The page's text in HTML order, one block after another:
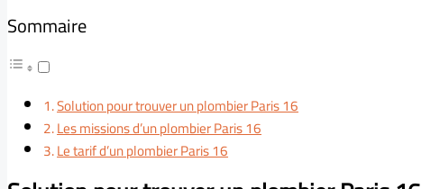
Sommaire
Solution pour trouver un plombier Paris 16
Les missions d’un plombier Paris 16
Le tarif d’un plombier Paris 16